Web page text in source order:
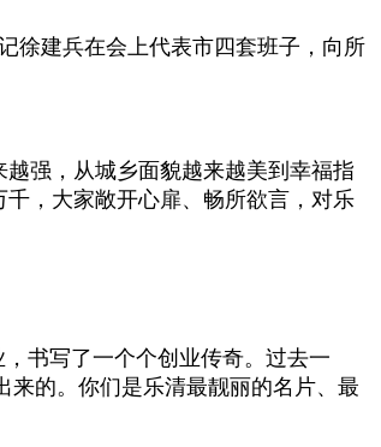
徐建兵在会上代表市四套班子，向所
强，从城乡面貌越来越美到幸福指
，大家敞开心扉、畅所欲言，对乐
书写了一个个创业传奇。过去一
来的。你们是乐清最靓丽的名片、最